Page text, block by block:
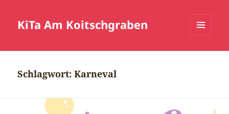
KiTa Am Koitschgraben
Schlagwort:Karneval